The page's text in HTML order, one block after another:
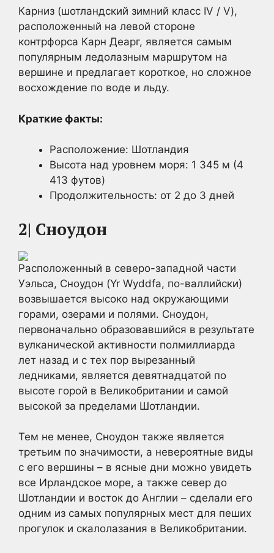
Карниз (шотландский зимний класс IV / V),
расположенный на левой стороне
контрфорса Карн Деарг, является самым
популярным ледолазным маршрутом на
вершине и предлагает короткое, но сложное
восхождение по воде и льду.
Краткие факты:
Расположение: Шотландия
Высота над уровнем моря: 1 345 м (4
413 футов)
Продолжительность: от 2 до 3 дней
2| Сноудон
Расположенный в северо-западной части
Уэльса, Сноудон (Yr Wyddfa, по-валлийски)
возвышается высоко над окружающими
горами, озерами и полями. Сноудон,
первоначально образовавшийся в результате
вулканической активности полмиллиарда
лет назад и с тех пор вырезанный
ледниками, является девятнадцатой по
высоте горой в Великобритании и самой
высокой за пределами Шотландии.
Тем не менее, Сноудон также является
третьим по значимости, а невероятные виды
с его вершины – в ясные дни можно увидеть
все Ирландское море, а также север до
Шотландии и восток до Англии – сделали его
одним из самых популярных мест для пеших
прогулок и скалолазания в Великобритании.